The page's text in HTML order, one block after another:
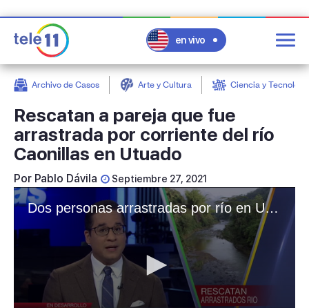
en vivo
Archivo de Casos Arte y Cultura Ciencia y
Rescatan a pareja que fue
arrastrada por corriente del río
Caonillas en Utuado
Por Pablo Dávila Septiembre 27, 2021
Dos personas arrastradas por río en Utuado
post